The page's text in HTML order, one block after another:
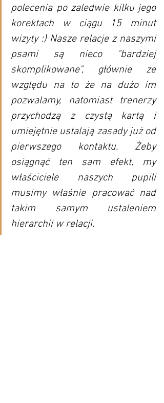
polecenia po zaledwie kilku jego
korektach w ciągu 15 minut
wizyty :) Nasze relacje z naszymi
psami są nieco "bardziej
skomplikowane", głównie ze
względu na to że na dużo im
pozwalamy, natomiast trenerzy
przychodzą z czystą kartą i
umiejętnie ustalają zasady już od
pierwszego kontaktu. Żeby
osiągnąć ten sam efekt, my
właściciele naszych pupili
musimy właśnie pracować nad
takim samym ustaleniem
hierarchii w relacji.